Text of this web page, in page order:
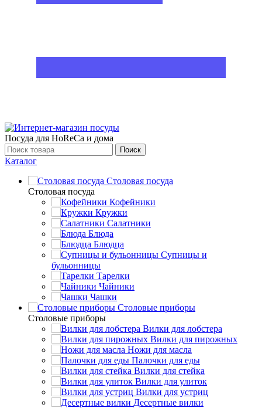
Посуда для HoReCa и дома
Поиск
Каталог
Столовая посуда
Столовая посуда
Кофейники
Кружки
Салатники
Блюда
Блюдца
Супницы и
бульонницы
Тарелки
Чайники
Чашки
Cтоловые приборы
Cтоловые приборы
Вилки для лобстера
Вилки для пирожных
Ножи для масла
Палочки для еды
Вилки для стейка
Вилки для улиток
Вилки для устриц
Десертные вилки